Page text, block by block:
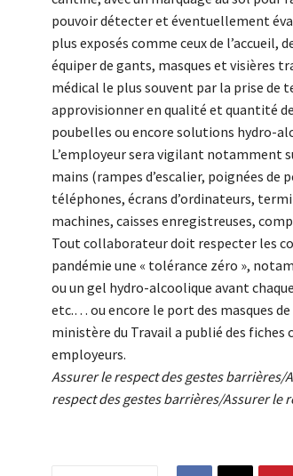
pouvoir détecter et éventuellement
plus exposés comme ceux de
équiper de gants, masques et visières
médical le plus souvent par la prise de
approvisionner en qualité et quantité
poubelles ou encore solutions hydro-
L’employeur sera vigilant notamment
mains (rampes d’escalier, poignées de
téléphones, écrans d’ordinateurs,
machines, caisses enregistreuses,
Tout collaborateur doit respecter les
pandémie une « tolérance zéro »,
ou un gel hydro-alcoolique avant
etc.… ou encore le port des masques
ministère du Travail a publié des
employeurs.
Assurer le respect des gestes barrières/
respect des gestes barrières/Assurer le